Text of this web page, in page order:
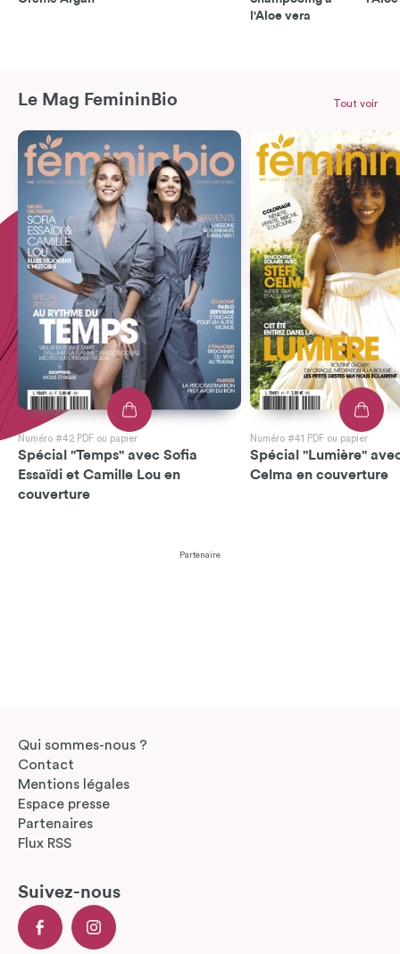
l'Aloe vera
Le Mag FemininBio
Numéro #42 PDF ou papier
Spécial "Temps" avec Sofia
Essaïdi et Camille Lou en
couverture
Numéro #41 PDF ou papier
Spécial "Lumière"
Celma en couverture
Tout voir
Partenaire
Qui sommes-nous ?
Contact
Mentions légales
Espace presse
Partenaires
Flux RSS
Suivez-nous